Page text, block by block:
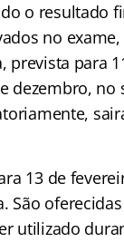
o resultado
no
prevista para
no
13 de
utilizado